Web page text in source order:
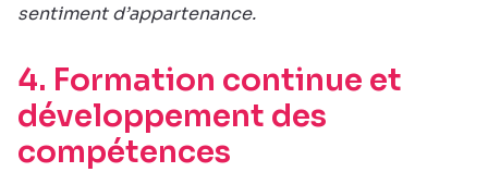
sentiment d’appartenance.
4. Formation continue et
développement des
compétences